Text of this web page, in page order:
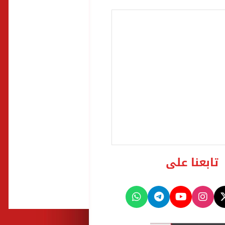
تابعنا على